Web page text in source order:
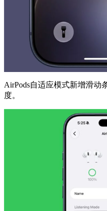
AirPods自适应模式新增滑动
度。